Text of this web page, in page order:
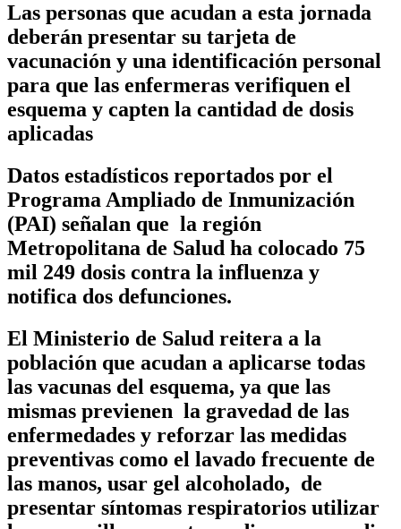
Las personas que acudan a esta jornada
deberán presentar su tarjeta de
vacunación y una identificación personal
para que las enfermeras verifiquen el
esquema y capten la cantidad de dosis
aplicadas
Datos estadísticos reportados por el
Programa Ampliado de Inmunización
(PAI) señalan que la región
Metropolitana de Salud ha colocado 75
mil 249 dosis contra la influenza y
notifica dos defunciones.
El Ministerio de Salud reitera a la
población que acudan a aplicarse todas
las vacunas del esquema, ya que las
mismas previenen la gravedad de las
enfermedades y reforzar las medidas
preventivas como el lavado frecuente de
las manos, usar gel alcoholado, de
presentar síntomas respiratorios utilizar